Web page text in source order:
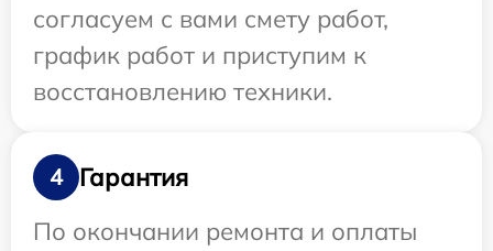
согласуем с вами смету работ,
график работ и приступим к
восстановлению техники.
4
Гарантия
По окончании ремонта и оплаты